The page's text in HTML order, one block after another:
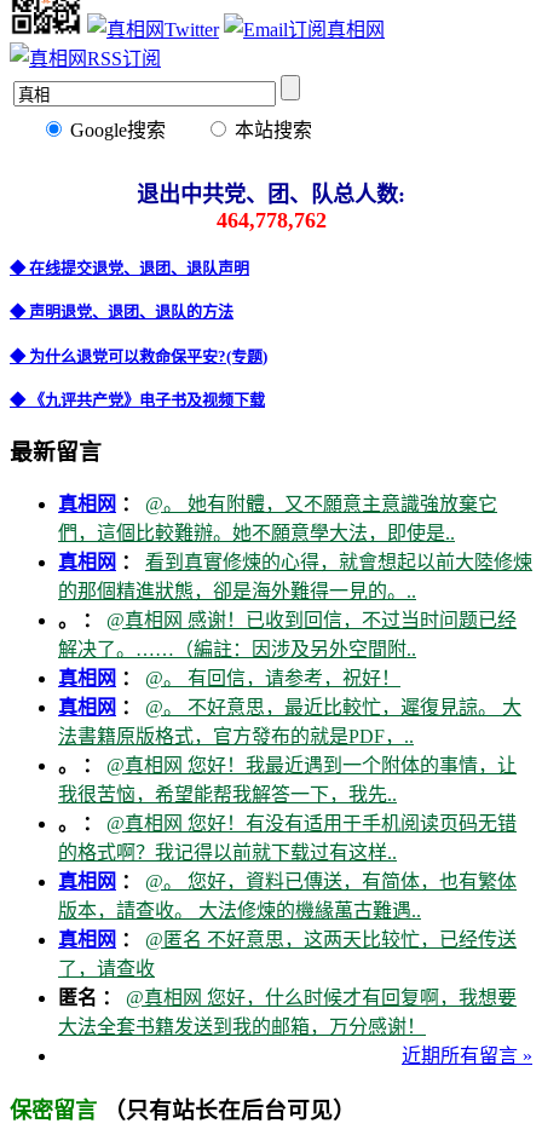
Google搜索 本站搜索
退出中共党、团、队总人数:
464,778,762
◆ 在线提交退党、退团、退队声明
◆ 声明退党、退团、退队的方法
◆ 为什么退党可以救命保平安?(专题)
◆ 《九评共产党》电子书及视频下载
最新留言
真相网 ： @。 她有附體，又不願意主意識強放棄它
們，這個比較難辦。她不願意學大法，即使是..
真相网 ： 看到真實修煉的心得，就會想起以前大陸修煉
的那個精進狀態，卻是海外難得一見的。..
。 ： @真相网 感谢！已收到回信，不过当时问题已经
解决了。……（編註：因涉及另外空間附..
真相网 ： @。 有回信，请参考，祝好！
真相网 ： @。 不好意思，最近比較忙，遲復見諒。 大
法書籍原版格式，官方發布的就是PDF，..
。 ： @真相网 您好！我最近遇到一个附体的事情，让
我很苦恼，希望能帮我解答一下，我先..
。 ： @真相网 您好！有没有适用于手机阅读页码无错
的格式啊？我记得以前就下载过有这样..
真相网 ： @。 您好，資料已傳送，有简体，也有繁体
版本，請查收。 大法修煉的機緣萬古難遇..
真相网 ： @匿名 不好意思，这两天比较忙，已经传送
了，请查收
匿名 ： @真相网 您好，什么时候才有回复啊，我想要
大法全套书籍发送到我的邮箱，万分感谢！
近期所有留言 »
保密留言 （只有站长在后台可见）